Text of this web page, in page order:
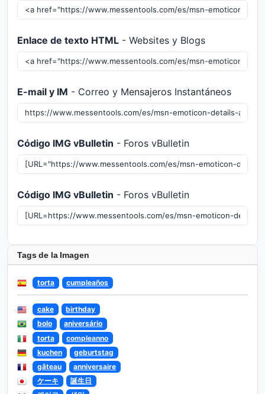
Enlace de texto HTML - Websites y Blogs
E-mail y IM - Correo y Mensajeros Instantáneos
Código IMG vBulletin - Foros vBulletin
Código IMG vBulletin - Foros vBulletin
Tags de la Imagen
torta cumpleaños
cake
birthday
bolo
aniversário
torta
compleanno
kuchen
geburtstag
gâteau
anniversaire
ケーキ
誕生日